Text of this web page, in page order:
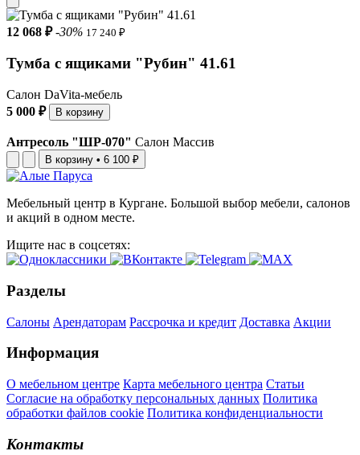
12 068 ₽ -30% 17 240 ₽
Тумба с ящиками "Рубин" 41.61
Салон DaVita-мебель
5 000 ₽
В корзину
Антресоль "ШР-070" Салон Массив
В корзину • 6 100 ₽
Мебельный центр в Кургане. Большой выбор мебели, салонов
и акций в одном месте.
Ищите нас в соцсетях:
Разделы
Салоны Арендаторам Рассрочка и кредит Доставка Акции
Информация
О мебельном центре Карта мебельного центра Статьи
Согласие на обработку персональных данных Политика
обработки файлов cookie Политика конфиденциальности
Контакты